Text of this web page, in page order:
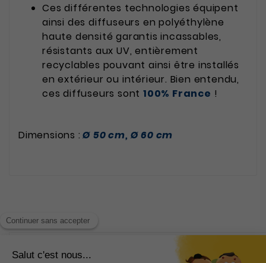
Ces différentes technologies équipent
ainsi des diffuseurs en polyéthylène
haute densité garantis incassables,
résistants aux UV, entièrement
recyclables pouvant ainsi être installés
en extérieur ou intérieur. Bien entendu,
ces diffuseurs sont100% France !
Dimensions : Ø 50 cm, Ø 60 cm